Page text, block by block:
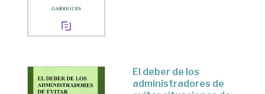
El deber de los
administradores de